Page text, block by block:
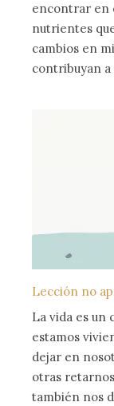
encontrar en
nutrientes
cambios en
contribuyan a
Lección no
La vida es un
estamos
dejar en
otras
también nos